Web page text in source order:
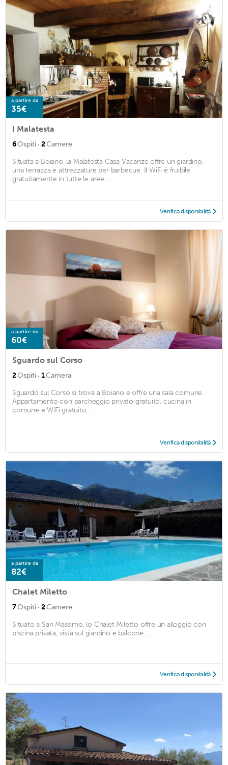
a partire da
35€
I Malatesta
6Ospiti · 2Camere
Situata a Boiano, la Malatesta Casa Vacanze offre un giardino,
una terrazza e attrezzature per barbecue. Il WiFi è fruibile
gratuitamente in tutte le aree. ...
Verifica disponibilità
a partire da
60€
Sguardo sul Corso
2Ospiti · 1Camera
Sguardo sul Corso si trova a Boiano e offre una sala comune.
Appartamento con parcheggio privato gratuito, cucina in
comune e WiFi gratuito. ...
Verifica disponibilità
a partire da
82€
Chalet Miletto
7Ospiti · 2Camere
Situato a San Massimo, lo Chalet Miletto offre un alloggio con
piscina privata, vista sul giardino e balcone. ...
Verifica disponibilità